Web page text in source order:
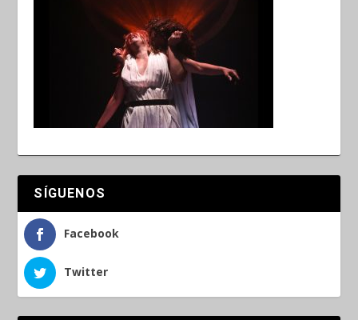
SÍGUENOS
Facebook
Twitter